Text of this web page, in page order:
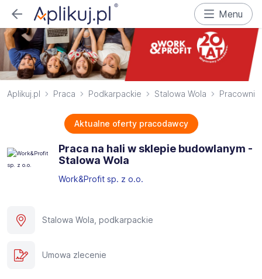
Menu
Aplikuj.pl Praca Podkarpackie Stalowa Wola
Aktualne oferty pracodawcy
Praca na hali w sklepie budowlanym -
Stalowa Wola​
Work&Profit sp. z o.o.
Stalowa Wola, podkarpackie
Umowa zlecenie